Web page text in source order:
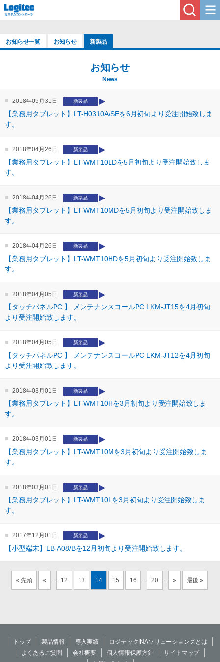
お知らせ一覧 お知らせ 新製品
お知らせ
News
2018年05月31日 新製品
【業務用タブレット】LT-H0310A/SEを6月初旬より受注開始致しま
す。
2018年04月26日 新製品
【業務用タブレット】LT-WMT10LDを5月初旬より受注開始致しま
す。
2018年04月26日 新製品
【業務用タブレット】LT-WMT10MDを5月初旬より受注開始致しま
す。
2018年04月26日 新製品
【業務用タブレット】LT-WMT10HDを5月初旬より受注開始致しま
す。
2018年04月05日 新製品
【タッチパネルPC 】 メンテナンスコールPC LKM-JT15を4月初旬
より受注開始致します。
2018年04月05日 新製品
【タッチパネルPC 】 メンテナンスコールPC LKM-JT12を4月初旬
より受注開始致します。
2018年03月01日 新製品
【業務用タブレット】LT-WMT10Hを3月初旬より受注開始致しま
す。
2018年03月01日 新製品
【業務用タブレット】LT-WMT10Mを3月初旬より受注開始致しま
す。
2018年03月01日 新製品
【業務用タブレット】LT-WMT10Lを3月初旬より受注開始致しま
す。
2017年12月01日 新製品
【小型端末】LB-A08/Bを12月初旬より受注開始致します。
« 先頭 « ... 12 13 14 15 16 ... 20 ... » 最後 »
トップ 製品情報 導入実績
ロジテックINAソリューションズとは
よくあるご質問
会社概要 個人情報保護方針
サイトマップ